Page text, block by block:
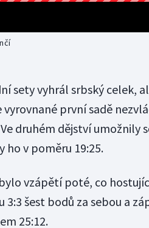
sety vyhrál srbský celek,
první sadě
druhém dějství umožnily
ho v poměru 19:25.
vzápětí poté, co
3:3 šest bodů za sebou a
25:12.